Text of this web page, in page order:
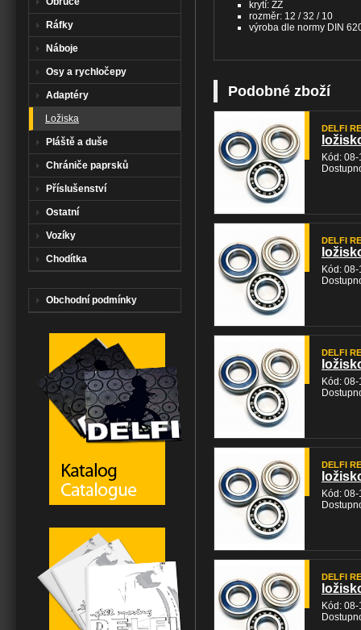
krytí: ZZ
rozměr: 12 / 32 / 10
výroba dle normy DIN
Podobné zboží
DELFI
Kód:
DELFI
Kód: 08-
DELFI
Kód:
DELFI
Kód:
DELFI
Kód: 08-
Ráfky
Náboje
Osy a rychločepy
Adaptéry
Ložiska
Pláště a duše
Chrániče paprsků
Příslušenství
Ostatní
Vozíky
Chodítka
Obchodní podmínky